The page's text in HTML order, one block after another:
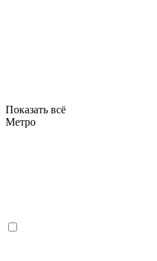
Показать всё
Метро